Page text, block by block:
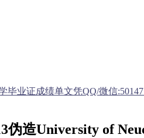
毕业证成绩单文凭QQ/微信
造University of